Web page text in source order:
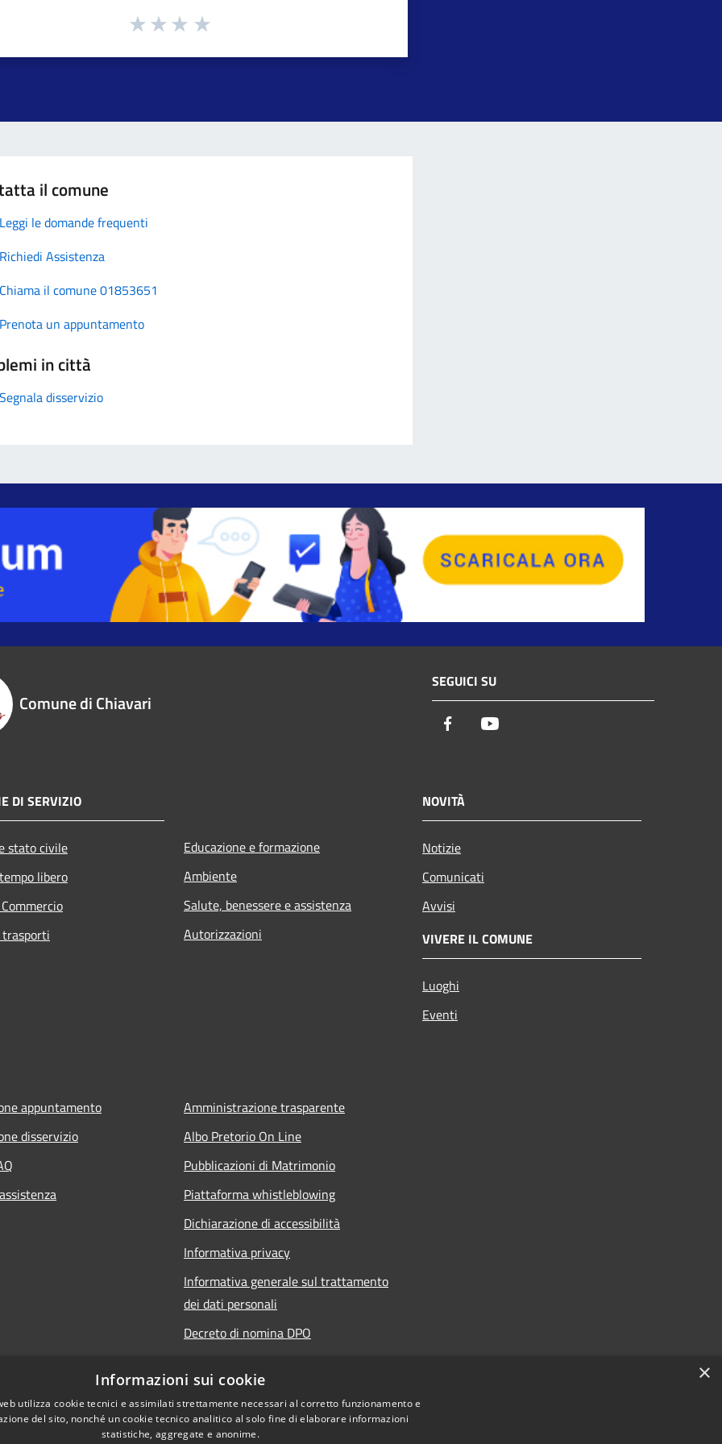
il comune
Leggi le domande frequenti
Richiedi Assistenza
Chiama il comune 01853651
Prenota un appuntamento
in città
Segnala disservizio
Comune di Chiavari
SEGUICI SU
Facebook
DI SERVIZIO
stato civile
libero
Educazione e formazione
Ambiente
Salute, benessere e assistenza
Autorizzazioni
NOVITÀ
Notizie
Comunicati
Avvisi
VIVERE IL COMUNE
Luoghi
Eventi
appuntamento
disservizio
Amministrazione trasparente
Albo Pretorio On Line
Pubblicazioni di Matrimonio
Piattaforma whistleblowing
Dichiarazione di accessibilità
Informativa privacy
Informativa generale sul trattamento
dei dati personali
Decreto di nomina DPO
Note legali
×
Informazioni sui cookie
utilizza cookie tecnici e assimilati strettamente necessari al corretto funzionamento e
del sito, nonché un cookie tecnico analitico al solo fine di elaborare informazioni
statistiche, aggregate e anonime.